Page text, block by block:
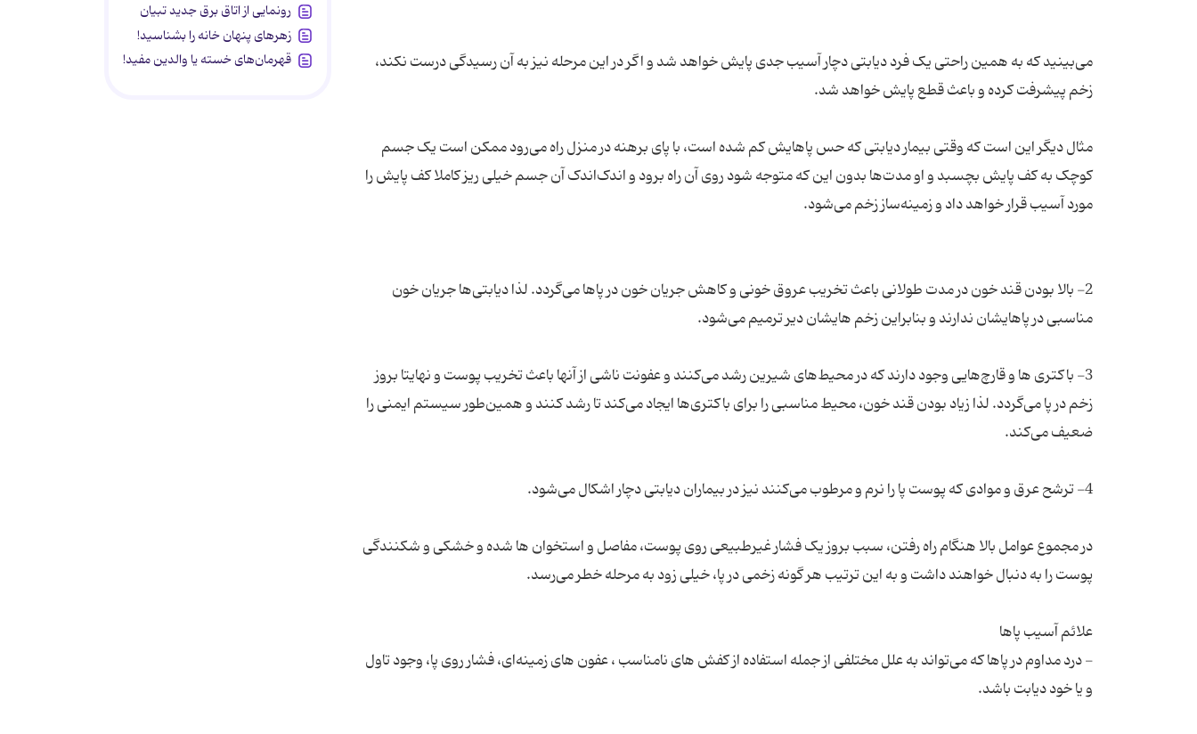
می‌بینید که به همین راحتی یک فرد دیابتی دچار آسیب جدی پایش خواهد شد و اگر در این مرحله نیز به آن رسیدگی درست نکند،
مثال دیگر این است که وقتی بیمار دیابتی که حس پاهایش کم شده است، با پای برهنه در منزل راه می‌رود ممکن است یک جسم
کوچک به کف پایش بچسبد و او مدت‌ها بدون این که متوجه شود روی آن راه برود و اندک‌اندک آن جسم خیلی ریز کاملا کف پایش را
2- بالا بودن قند خون در مدت طولانی باعث تخریب عروق خونی و کاهش جریان خون در پاها می‌گردد. لذا دیابتی‌ها جریان خون
3- باکتری ها و قارچ‌هایی وجود دارند که در محیط‌های شیرین رشد می‌کنند و عفونت ناشی از آنها باعث تخریب پوست و نهایتا بروز
زخم در پا می‌گردد. لذا زیاد بودن قند خون، محیط مناسبی را برای باکتری‌ها ایجاد می‌کند تا رشد کنند و همین‌طور سیستم ایمنی را
در مجموع عوامل بالا هنگام راه رفتن، سبب بروز یک فشار غیرطبیعی روی پوست، مفاصل و استخوان ها شده و خشکی و شکنندگی
- درد مداوم در پاها که می‌تواند به علل مختلفی از جمله استفاده از کفش های نامناسب ، عفون های زمینه‌ای، فشار روی پا، وجود تاول
رونمایی از اتاق برق جدید تبیان
زهرهای پنهان خانه را بشناسید!
قهرمان‌های خسته یا والدین مفید!